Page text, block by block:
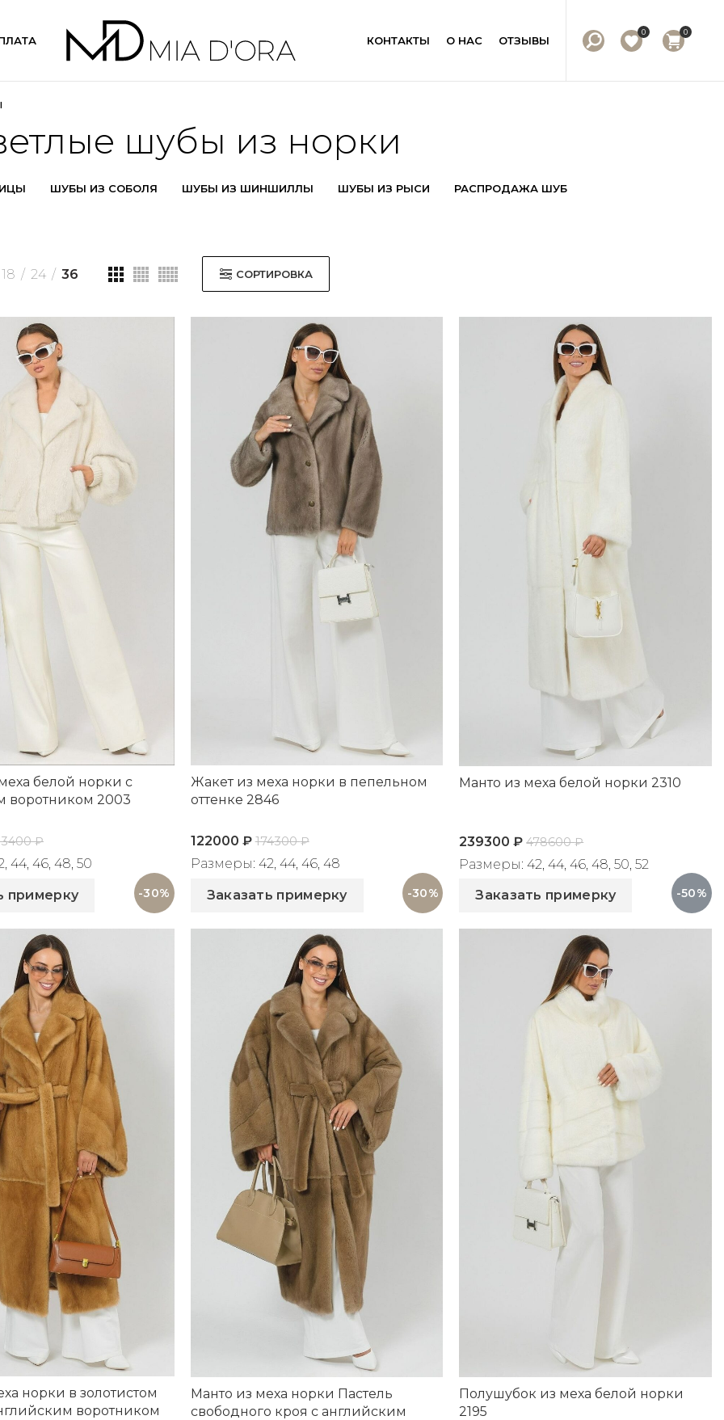
КОНТАКТЫ О НАС ОТЗЫВЫ
0 0
шубы из норки
ШУБЫ ИЗ СОБОЛЯ ШУБЫ ИЗ ШИНШИЛЛЫ ШУБЫ ИЗ РЫСИ РАСПРОДАЖА ШУБ
18 24 36 СОРТИРОВКА
-30%
белой норки с
воротником 2003
₽
44, 46, 48, 50
примерку -30%
Жакет из меха норки в пепельном
оттенке 2846
122000 ₽ 174300₽
Размеры: 42, 44, 46, 48
Заказать примерку -50%
Манто из меха белой норки 2310
239300₽ 478600₽
Размеры: 42, 44, 46, 48, 50, 52
Заказать примерку
норки в золотистом
воротником
Манто из меха норки Пастель
свободного кроя с английским
Полушубок из меха белой норки
2195